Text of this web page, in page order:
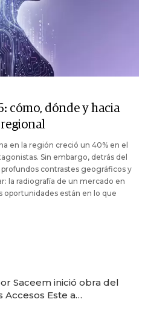
cómo, dónde y hacia
en la región creció un 40% en el
Sin embargo, detrás del
contrastes geográficos y
la radiografía de un mercado en
oportunidades están en lo que
Saceem inició obra del
Este a